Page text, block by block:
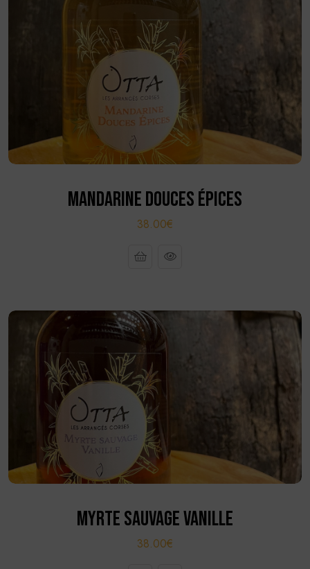
MANDARINE DOUCES ÉPICES
38.00€
MYRTE SAUVAGE VANILLE
38.00€